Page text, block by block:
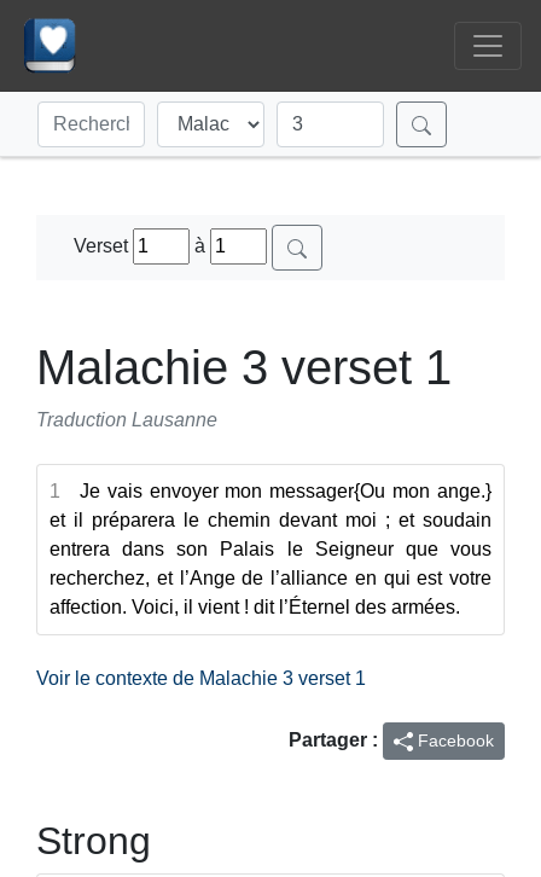
Verset à
Malachie 3 verset 1
Traduction Lausanne
1 Je vais envoyer mon messager{Ou mon ange.}
et il préparera le chemin devant moi ; et soudain
entrera dans son Palais le Seigneur que vous
recherchez, et l’Ange de l’alliance en qui est votre
affection. Voici, il vient ! dit l’Éternel des armées.
Voir le contexte de Malachie 3 verset 1
Partager : Facebook
Strong